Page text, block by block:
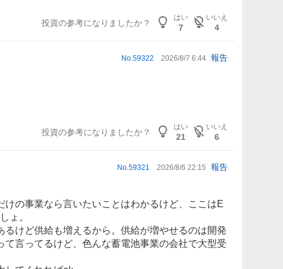
投資の参考になりましたか？
はい
7
いいえ
4
No. 59322 2026/8/7 6:44 報告
投資の参考になりましたか？
はい
21
いいえ
6
No. 59321 2026/8/6 22:15 報告
の事業なら言いたいことはわかるけど、ここはE
ょ。
けど供給も増えるから。供給が増やせるのは開発
言ってるけど、色んな蓄電池事業の会社で大型受